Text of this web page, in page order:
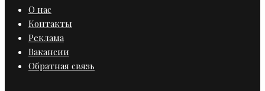
О нас
Контакты
Реклама
Вакансии
Обратная связь